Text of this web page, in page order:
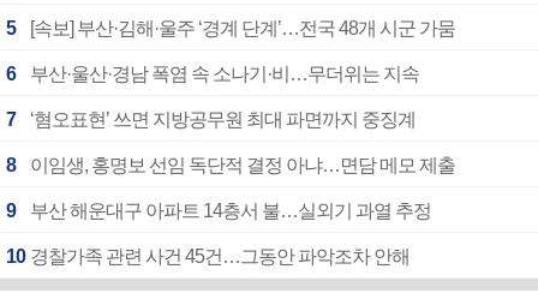
5 [속보] 부산·김해·울주 ‘경계 단계’…전국 48개 시군 가뭄
6 부산·울산·경남 폭염 속 소나기·비…무더위는 지속
7 ‘혐오표현’ 쓰면 지방공무원 최대 파면까지 중징계
8 이임생, 홍명보 선임 독단적 결정 아냐…면담 메모 제출
9 부산 해운대구 아파트 14층서 불…실외기 과열 추정
10 경찰가족 관련 사건 45건…그동안 파악조차 안해